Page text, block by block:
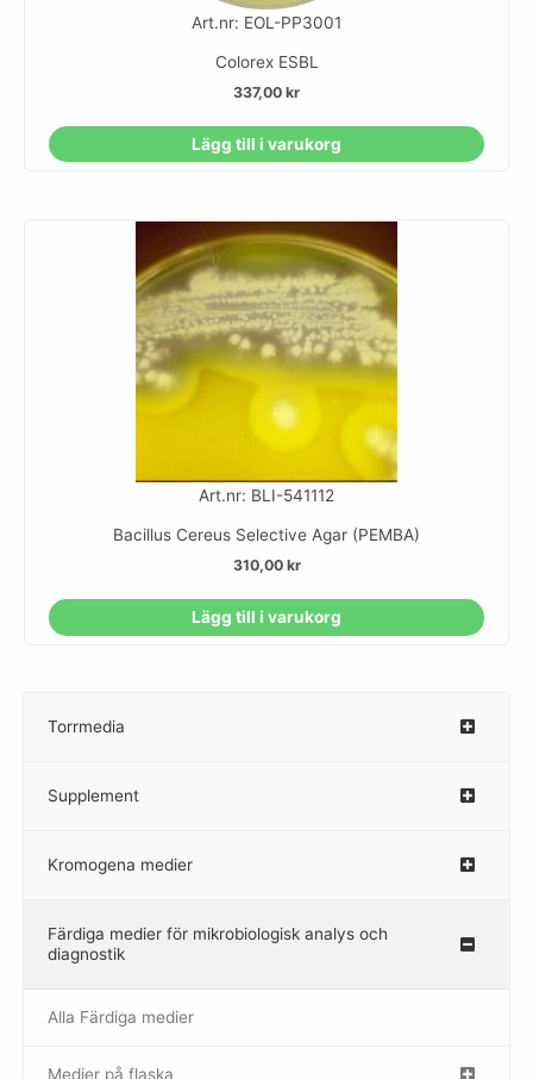
Art.nr: EOL-PP3001
Colorex ESBL
337,00 kr
Lägg till i varukorg
Art.nr: BLI-541112
Bacillus Cereus Selective Agar (PEMBA)
310,00 kr
Lägg till i varukorg
Torrmedia
–
Supplement
–
Kromogena medier
–
Färdiga medier för mikrobiologisk analys och
diagnostik
Alla Färdiga medier
Medier på flaska
–